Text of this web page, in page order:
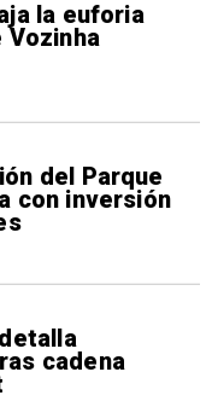
la euforia
del Parque
con inversión
cadena